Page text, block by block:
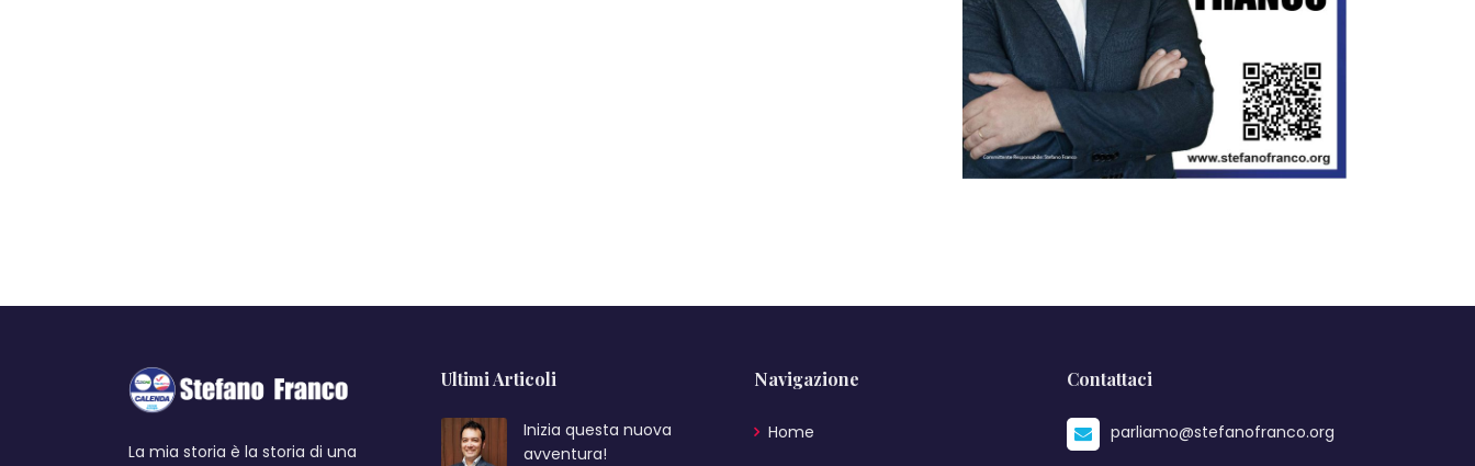
La mia storia è la storia di una
Ultimi Articoli
Inizia questa nuova
avventura!
Navigazione
Home
Contattaci
parliamo@stefanofranco.org